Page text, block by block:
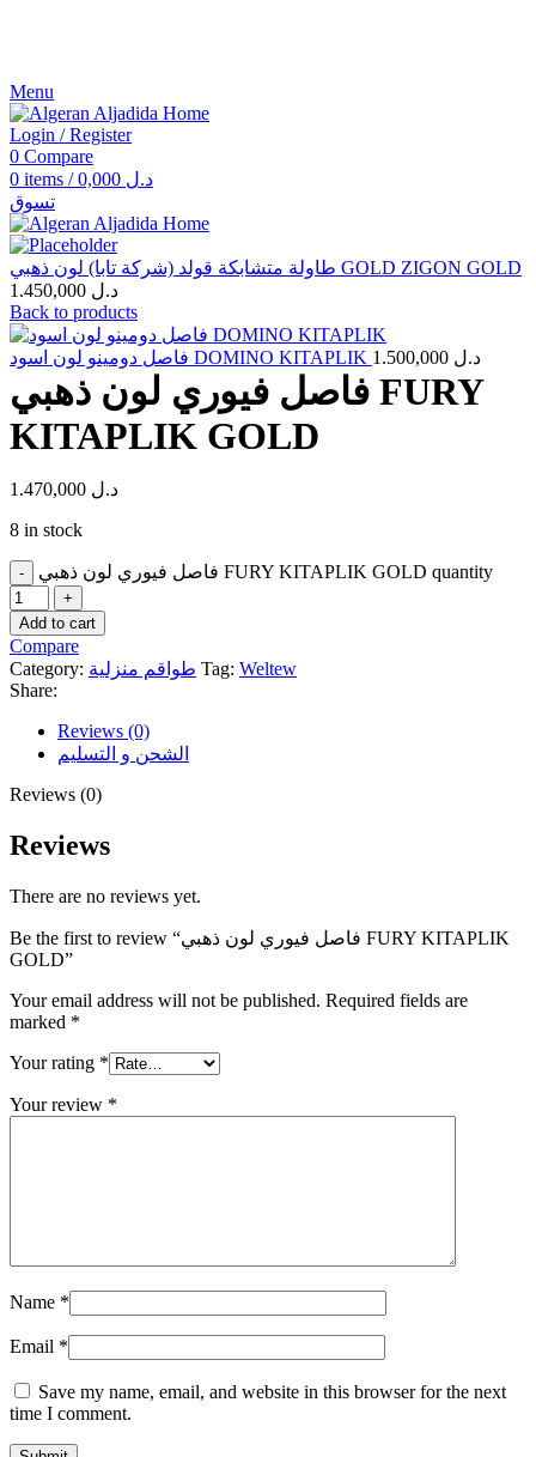
Menu
Login / Register
0 Compare
0 items / د.ل
تسوق
Click to enlarge
طاولة متشابكة قولد (شركة تابا) لون ذهبي GOLD ZIGON GOLD
د.ل
Back to products
فاصل دومينو لون اسود DOMINO KITAPLIK د.ل
فاصل فيوري لون ذهبي FURY
KITAPLIK GOLD
د.ل
8 in stock
فاصل فيوري لون ذهبي FURY KITAPLIK GOLD quantity
Add to cart
Compare
Category: طواقم منزلية Tag: Weltew
Share:
Reviews (0)
الشحن و التسليم
Reviews (0)
Reviews
There are no reviews yet.
Be the first to review “فاصل فيوري لون ذهبي FURY KITAPLIK
GOLD”
Your email address will not be published. Required fields are
marked *
Your rating *
Your review *
Name *
Email *
Save my name, email, and website in this browser for the next
time I comment.